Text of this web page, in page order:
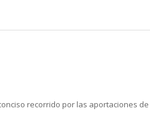
recorrido por las aportaciones